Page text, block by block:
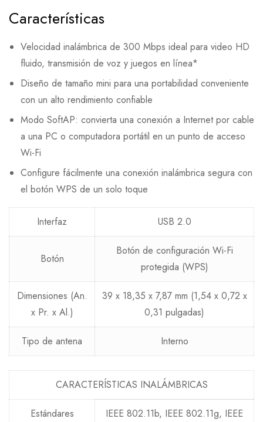
Características
Velocidad inalámbrica de 300 Mbps ideal para video HD
fluido, transmisión de voz y juegos en línea*
Diseño de tamaño mini para una portabilidad conveniente
con un alto rendimiento confiable
Modo SoftAP: convierta una conexión a Internet por cable
a una PC o computadora portátil en un punto de acceso
Wi-Fi
Configure fácilmente una conexión inalámbrica segura con
el botón WPS de un solo toque
Interfaz USB 2.0
Botón
Botón de configuración Wi-Fi
protegida (WPS)
Dimensiones (An.
x Pr. x Al.)
39 x 18,35 x 7,87 mm (1,54 x 0,72 x
0,31 pulgadas)
Tipo de antena Interno
CARACTERÍSTICAS INALÁMBRICAS
Estándares
IEEE 802.11b, IEEE 802.11g, IEEE